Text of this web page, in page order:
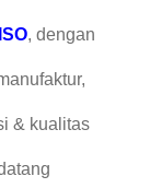
, dengan
& kualitas